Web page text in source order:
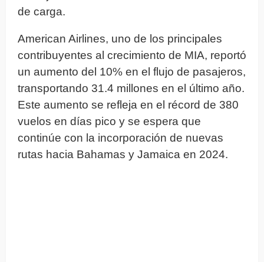
de carga.
American Airlines, uno de los principales
contribuyentes al crecimiento de MIA, reportó
un aumento del 10% en el flujo de pasajeros,
transportando 31.4 millones en el último año.
Este aumento se refleja en el récord de 380
vuelos en días pico y se espera que
continúe con la incorporación de nuevas
rutas hacia Bahamas y Jamaica en 2024.